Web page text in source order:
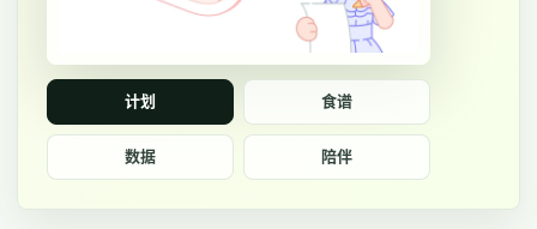
计划 食谱
数据 陪伴